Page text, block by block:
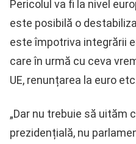
Pericolul va fi la nivel
este posibilă o
este împotriva integrării
care în urmă cu ceva
UE, renunțarea la euro
„Dar nu trebuie să uităm
prezidențială, nu